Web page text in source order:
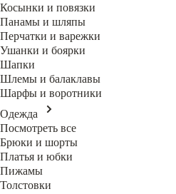
Косынки и повязки
Панамы и шляпы
Перчатки и варежки
Ушанки и боярки
Шапки
Шлемы и балаклавы
Шарфы и воротники
Одежда
Посмотреть все
Брюки и шорты
Платья и юбки
Пижамы
Толстовки